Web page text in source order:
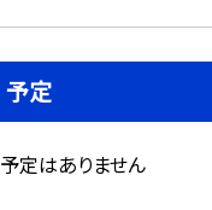
予定
予定はありません